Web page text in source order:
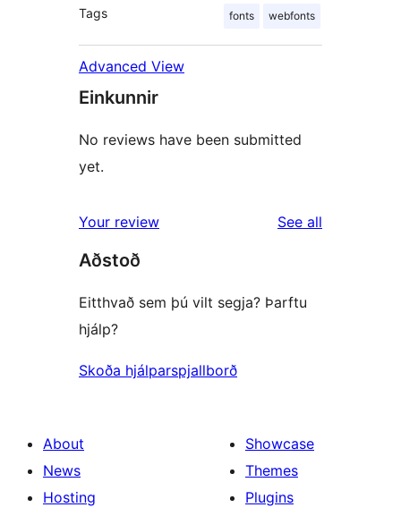
Tags fonts webfonts
Advanced View
Einkunnir
No reviews have been submitted
yet.
Your review See all
Aðstoð
Eitthvað sem þú vilt segja? Þarftu
hjálp?
Skoða hjálparspjallborð
About
News
Hosting
Showcase
Themes
Plugins